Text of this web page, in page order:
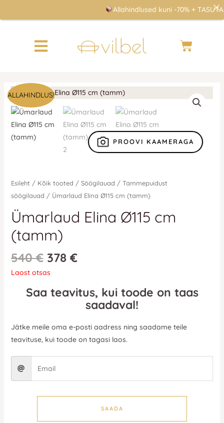
to
Cart
ALLAHINDLUS!
PROOVI KAAMERAGA
Esileht / Kõik tooted / Söögilauad / Tammepuidust
söögilauad / Ümarlaud Elina Ø115 cm (tamm)
Ümarlaud Elina Ø115 cm
(tamm)
Algne
hind
oli:
540 €.
540€
Praegune
hind
on:
540 €.
378€
Laost otsas
Saa teavitus, kui toode on taas
saadaval!
Jätke meile oma e-posti aadress ning saadame teile
teavituse, kui toode on tagasi laos.
SAADA
Allahindlused kuni -70% +